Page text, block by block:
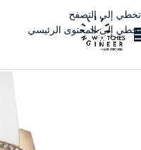
تخطي إلى التصفح
تخطي إلى المحتوى الرئيسي